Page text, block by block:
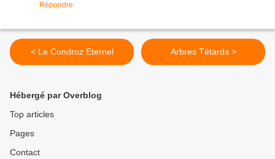
Répondre
< Le Condroz Eternel Arbres Tétards >
Hébergé par Overblog
Top articles
Pages
Contact